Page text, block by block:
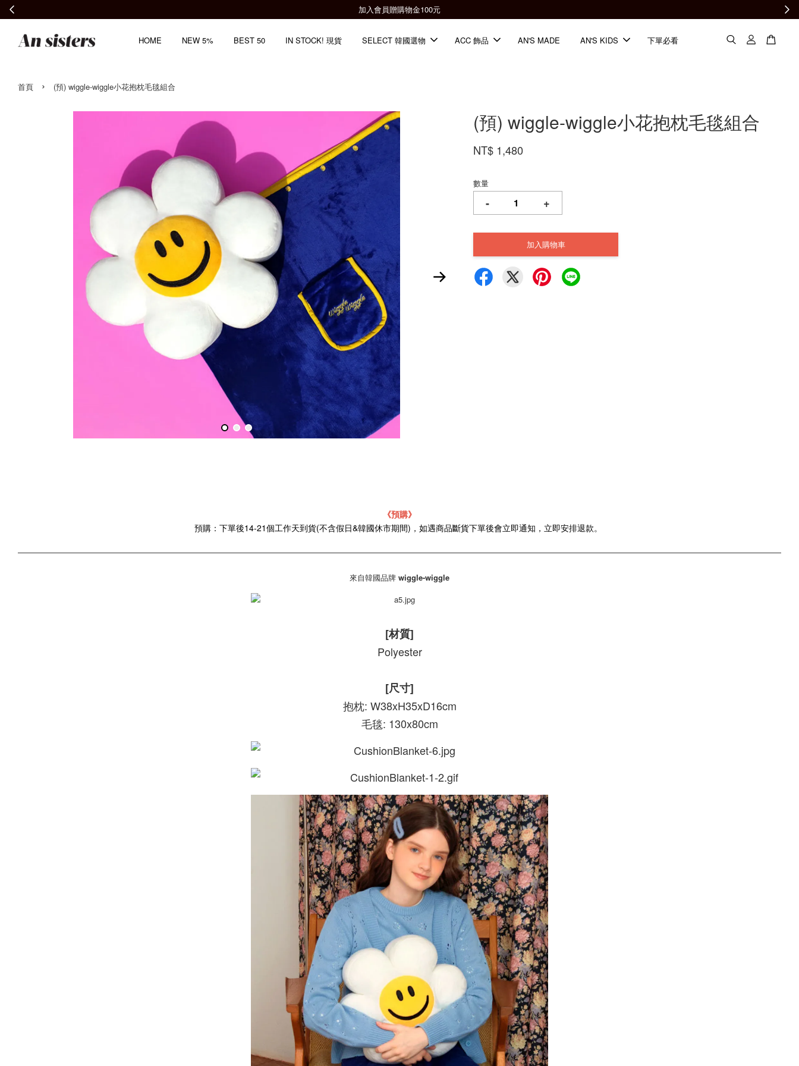
全館滿2000免運📦
HOME NEW 5% BEST 50 IN STOCK! 現貨 SELECT 韓國選物 ACC 飾品 AN'S MADE AN'S KIDS 下單必看
首頁 › (預) wiggle-wiggle小花抱枕毛毯組合
(預) wiggle-wiggle小花抱枕毛毯組合
NT$ 1,480
數量
- +
加入購物車
《預購》
預購：下單後14-21個工作天到貨(不含假日&韓國休市期間)，如遇商品斷貨下單後會立即通知，立即安排退款。
來自韓國品牌 wiggle-wiggle
[材質]
Polyester
[尺寸]
抱枕: W38xH35xD16cm
毛毯: 130x80cm